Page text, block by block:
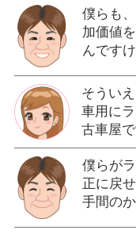
僕らも
加価値
んです
そうい
車用に
古車屋で
僕らが
正に戻
手間の